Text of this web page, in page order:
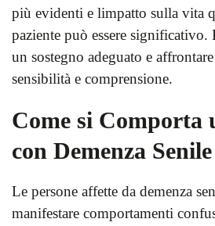
più evidenti e limpatto sulla vita
paziente può essere significativo.
un sostegno adeguato e
sensibilità e comprensione.
Come si Comporta
con Demenza Senile
Le persone affette da demenza
manifestare comportamenti